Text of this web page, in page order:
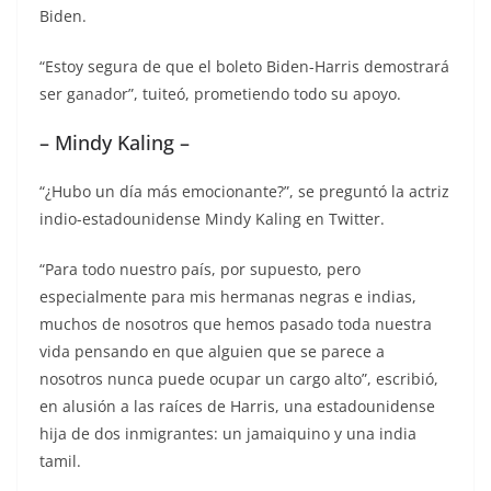
Biden.
“Estoy segura de que el boleto Biden-Harris demostrará
ser ganador”, tuiteó, prometiendo todo su apoyo.
– Mindy Kaling –
“¿Hubo un día más emocionante?”, se preguntó la actriz
indio-estadounidense Mindy Kaling en Twitter.
“Para todo nuestro país, por supuesto, pero
especialmente para mis hermanas negras e indias,
muchos de nosotros que hemos pasado toda nuestra
vida pensando en que alguien que se parece a
nosotros nunca puede ocupar un cargo alto”, escribió,
en alusión a las raíces de Harris, una estadounidense
hija de dos inmigrantes: un jamaiquino y una india
tamil.